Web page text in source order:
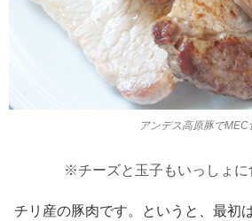
アンデス高原豚でMEC
※チーズと玉子もいっしょに
チリ産の豚肉です。というと、最初